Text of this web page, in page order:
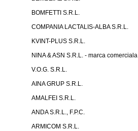
BOMFETTI S.R.L.
COMPANIA LACTALIS-ALBA S.R.L.
KVINT-PLUS S.R.L.
NINA & ASN S.R.L. - marca comerciala
V.O.G. S.R.L.
AINA GRUP S.R.L.
AMALFEI S.R.L.
ANDA S.R.L., F.P.C.
ARMICOM S.R.L.